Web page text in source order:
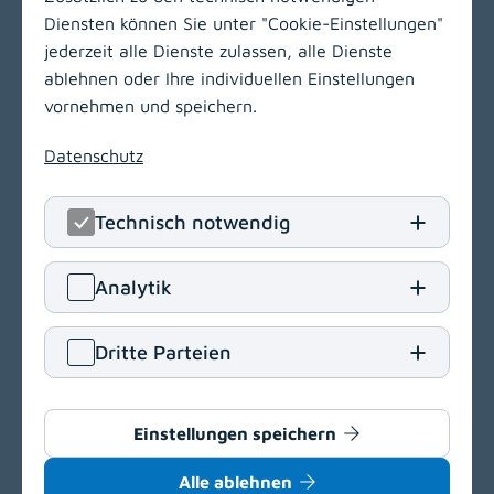
LinkedIn
(opens in
KABEG Management
Kraßniggstraße 15
9020 Klagenfurt am Wörthersee
T+43 463 55212
Eoffice[at]kabeg.at
Navigation
(opens in a new window)
Vergabeportal
(opens in a new window)
Einkaufsbedingungen
Barrierefreiheit
Datenschutz
Diensten können Sie unter "Cookie-Einstellungen"
jederzeit alle Dienste zulassen, alle Dienste
ablehnen oder Ihre individuellen Einstellungen
vornehmen und speichern.
Datenschutz
Technisch notwendig
Analytik
Dritte Parteien
Einstellungen speichern
Alle ablehnen